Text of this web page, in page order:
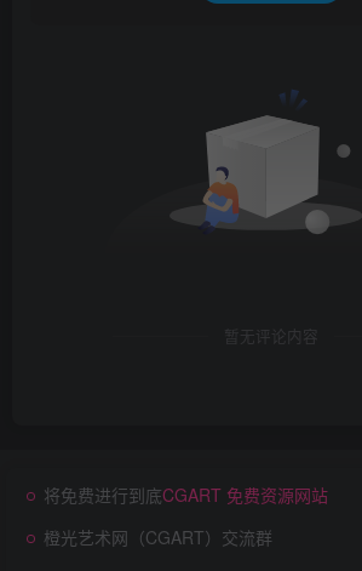
暂无评论内容
将免费进行到底CGART 免费资源网站
橙光艺术网（CGART）交流群